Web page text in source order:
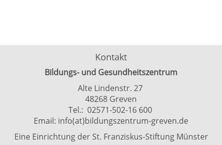
Kontakt
Bildungs- und Gesundheitszentrum
Alte Lindenstr. 27
48268 Greven
Tel.: 02571-502-16 600
Email: info(at)bildungszentrum-greven.de
Eine Einrichtung der St. Franziskus-Stiftung Münster